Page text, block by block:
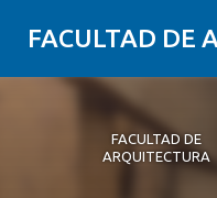
FACULTAD DE
FACULTAD DE
ARQUITECTURA